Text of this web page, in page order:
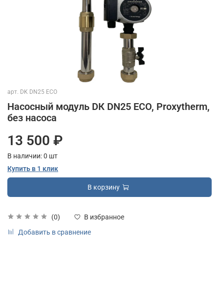
арт. DK DN25 ECO
Насосный модуль DК DN25 ECO, Proxytherm,
без насоса
(0)
В избранное
Добавить в сравнение
13 500 ₽
В наличии:0 шт
Купить в 1 клик
В корзину